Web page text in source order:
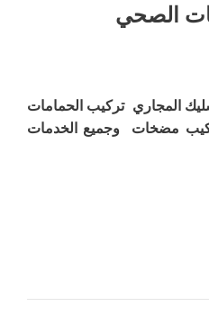
الصحي
المجاري تركيب الحمامات
مضخات وجميع الخدمات